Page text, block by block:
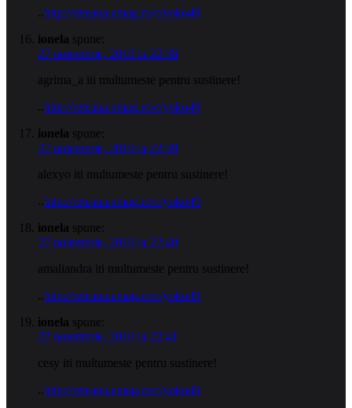
http://reteaua.emag.ro/c/yoko49
ionela spune:
27 noiembrie, 2010 la 22:38
agrima_a iti multumeste pentru sustinere!
http://reteaua.emag.ro/c/yoko49
ionela spune:
27 noiembrie, 2010 la 22:39
alexyo iti multumeste pentru sustinere!
http://reteaua.emag.ro/c/yoko49
ionela spune:
27 noiembrie, 2010 la 22:40
amaliandra iti multumeste pentru sustinere!
http://reteaua.emag.ro/c/yoko49
ionela spune:
27 noiembrie, 2010 la 22:41
cesy iti multumeste pentru sustinere!
http://reteaua.emag.ro/c/yoko49